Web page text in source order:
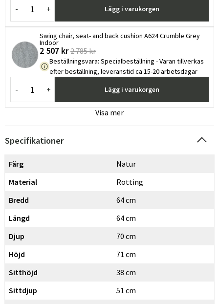
- + Lägg i varukorgen
Swing chair, seat- and back cushion A624 Crumble Grey
Indoor
2 507 kr 2 785 kr
Beställningsvara: Specialbeställning - Varan tillverkas
efter beställning, leveranstid ca 15-20 arbetsdagar
- + Lägg i varukorgen
Visa mer
Specifikationer
Färg
Natur
Material
Rotting
Bredd
64 cm
Längd
64 cm
Djup
70 cm
Höjd
71 cm
Sitthöjd
38 cm
Sittdjup
51 cm